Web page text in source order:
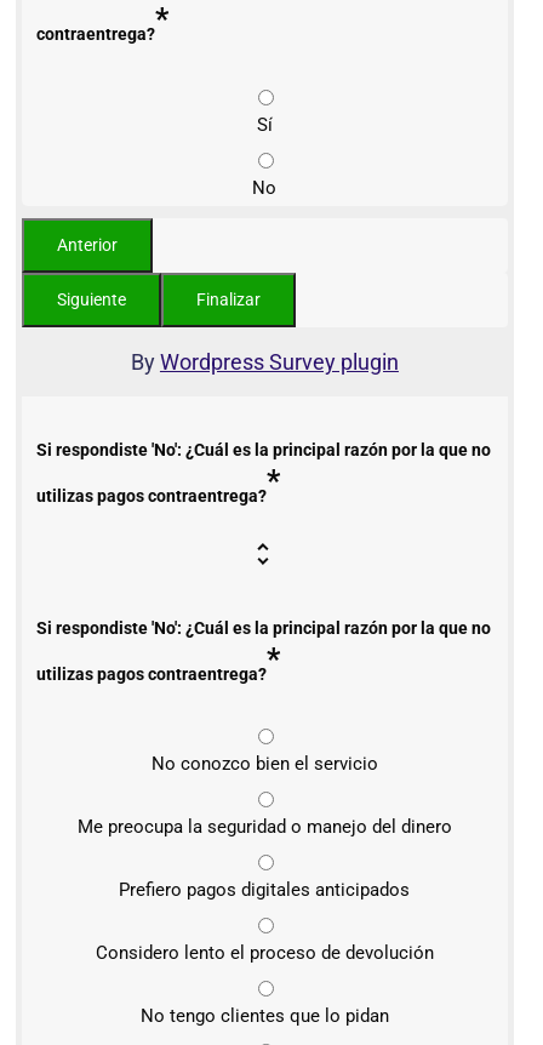
contraentrega?*
Sí
No
ByWordpress Survey plugin
Si respondiste 'No': ¿Cuál es la principal razón por la que no
utilizas pagos contraentrega?*
Si respondiste 'No': ¿Cuál es la principal razón por la que no
utilizas pagos contraentrega?*
No conozco bien el servicio
Me preocupa la seguridad o manejo del dinero
Prefiero pagos digitales anticipados
Considero lento el proceso de devolución
No tengo clientes que lo pidan